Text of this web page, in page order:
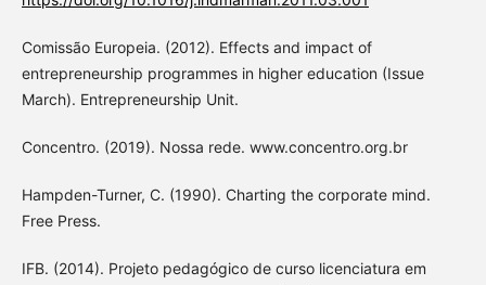
Comissão Europeia. (2012). Effects and impact of
entrepreneurship programmes in higher education (Issue
March). Entrepreneurship Unit.
Concentro. (2019). Nossa rede. www.concentro.org.br
Hampden-Turner, C. (1990). Charting the corporate mind.
Free Press.
IFB. (2014). Projeto pedagógico de curso licenciatura em